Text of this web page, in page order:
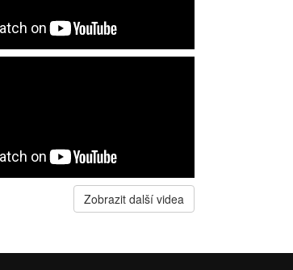
Zobrazit další videa